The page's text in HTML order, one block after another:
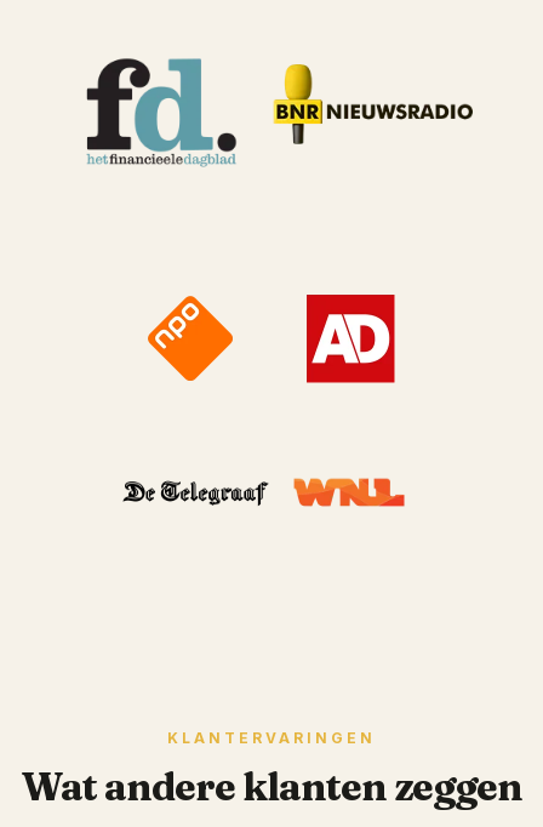
KLANTERVARINGEN
Wat andere klanten zeggen